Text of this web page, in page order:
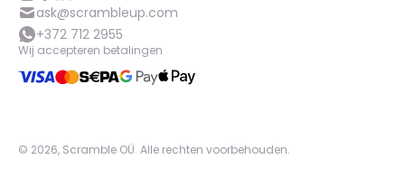
ask@scrambleup.com
+372 712 2955
Wij accepteren betalingen
© 2026, Scramble OÜ. Alle rechten voorbehouden.